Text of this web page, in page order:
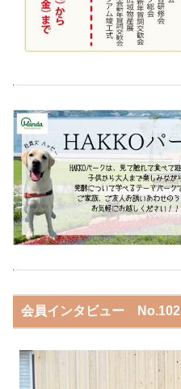
会員インタビュー No.102